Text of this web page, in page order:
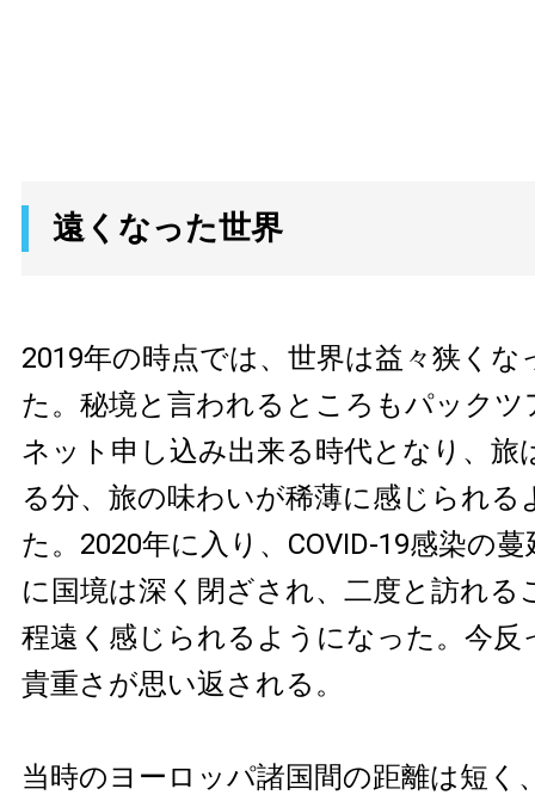
遠くなった世界
2019年の時点では、世界は益々狭くな
た。秘境と言われるところもパックツ
ネット申し込み出来る時代となり、旅
る分、旅の味わいが稀薄に感じられる
た。2020年に入り、COVID-19感染の
に国境は深く閉ざされ、二度と訪れる
程遠く感じられるようになった。今反
貴重さが思い返される。
当時のヨーロッパ諸国間の距離は短く